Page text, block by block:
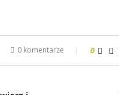
0 komentarze 0